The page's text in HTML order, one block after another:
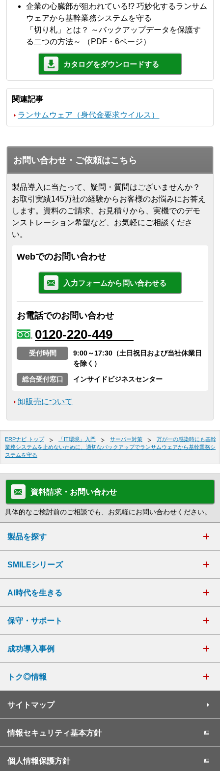
企業の心臓部が狙われている!? 巧妙化するランサム
ウェアから基幹業務システムを守る
「切り札」とは？ ～バックアップデータを保護す
る二つの方法～ （PDF・6ページ）
カタログをダウンロードする
関連記事
ランサムウェア（身代金要求ウイルス）
お問い合わせ・ご依頼はこちら
製品導入に当たって、疑問・質問はございませんか？
お取引実績145万社の経験からお客様のお悩みにお答え
します。 資料のご請求、お見積りから、実機でのデモ
ンストレーション希望など、お気軽にご相談くださ
い。
Webでのお問い合わせ
入力フォームから問い合わせる
お電話でのお問い合わせ
0120-220-449
受付時間
9:00～17:30（土日祝日および当社休業日
を除く）
総合受付窓口
インサイドビジネスセンター
卸販売について
ERPナビ トップ 「IT環境」入門 サーバー対策
万が一の感染時にも基幹
業務システムを止めないために、適切なバックアップでランサムウェアから基幹業務シ
ステムを守る
資料請求・お問い合わせ
具体的なご検討前のご相談でも、お気軽にお問い合わせください。
製品を探す
SMILEシリーズ
AI時代を生きる
保守・サポート
成功導入事例
トク◎情報
サイトマップ
情報セキュリティ基本方針
個人情報保護方針